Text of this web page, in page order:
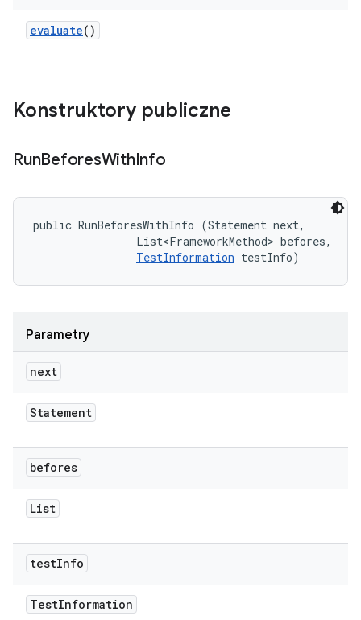
evaluate()
Konstruktory publiczne
RunBeforesWithInfo
public RunBeforesWithInfo (Statement next,
                List<FrameworkMethod> befores,
TestInformation testInfo)
Parametry
next
Statement
befores
List
testInfo
TestInformation